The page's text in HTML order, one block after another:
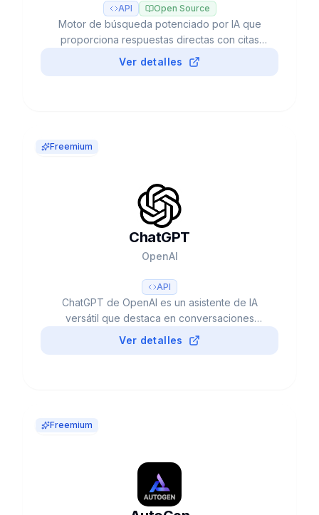
API Open Source
Motor de búsqueda potenciado por IA que
proporciona respuestas directas con citas
verificables, investigación profunda
automatizada y acceso a múltiples modelos LLM
Ver detalles
Freemium
ChatGPT
OpenAI
API
ChatGPT de OpenAI es un asistente de IA
versátil que destaca en conversaciones
naturales, creación de contenido y resolución
de problemas complejos. Con sus capacidades
Ver detalles
Freemium